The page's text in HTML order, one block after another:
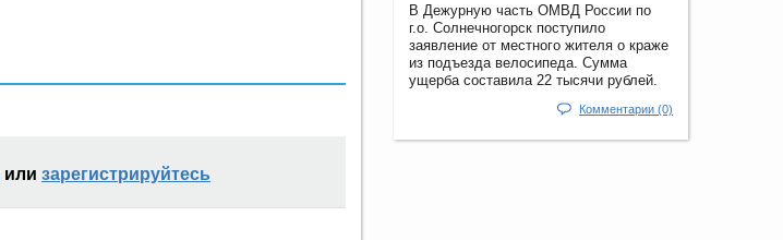
или зарегистрируйтесь
В Дежурную часть ОМВД России по
г.о. Солнечногорск поступило
заявление от местного жителя о краже
из подъезда велосипеда. Сумма
ущерба составила 22 тысячи рублей.
Комментарии (0)